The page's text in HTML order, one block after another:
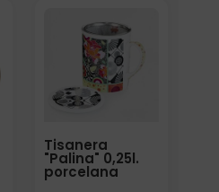
Tisanera
"Palina" 0,25l.
porcelana